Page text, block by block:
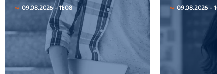
09.08.2026 - 11:08 09.08.2026 -